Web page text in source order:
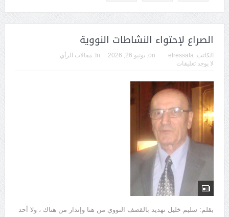
الصراع لإحتواء النشاطات النووية
الكاتب: elressala
on: يونيو 26, 2026 In:
مقالات الرأي
لا يوجد تعليقات
بقلم: سليم خليل تهديد بالقصف النووي من هنا وإنذار من هناك ، ولا أحد